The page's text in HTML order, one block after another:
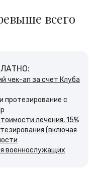
всего
чек-ап за счет Клуба
протезирование с
лечения, 15%
(включая
военнослужащих